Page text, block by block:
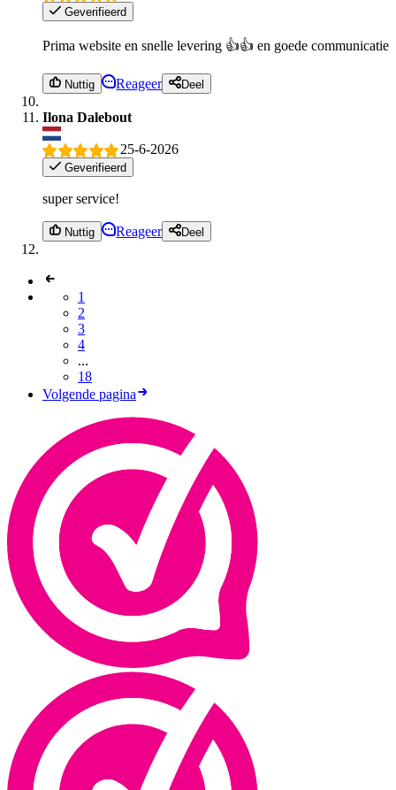
Geverifieerd
Prima website en snelle levering 👍👍 en goede communicatie
Nuttig Reageer Deel
Ilona Dalebout
25-6-2026
Geverifieerd
super service!
Nuttig Reageer Deel
1
2
3
4
...
18
Volgende pagina